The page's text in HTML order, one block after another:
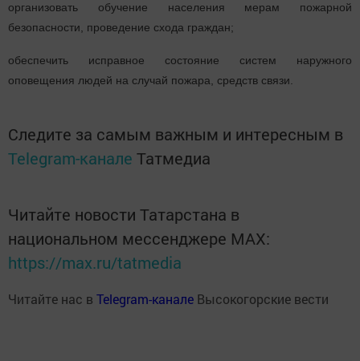
организовать обучение населения мерам пожарной
безопасности, проведение схода граждан;
обеспечить исправное состояние систем наружного
оповещения людей на случай пожара, средств связи.
Следите за самым важным и интересным в
Telegram-канале Татмедиа
Читайте новости Татарстана в
национальном мессенджере MАХ:
https://max.ru/tatmedia
Читайте нас в Telegram-канале Высокогорские вести